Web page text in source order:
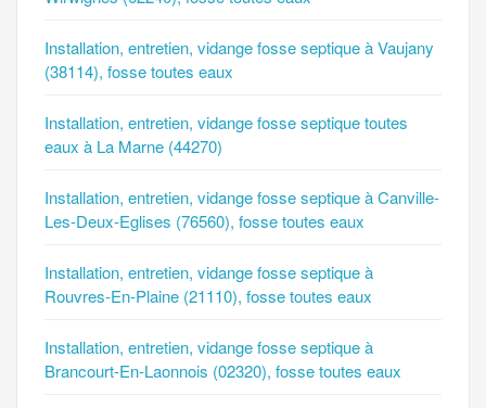
Installation, entretien, vidange fosse septique à Vaujany
(38114), fosse toutes eaux
Installation, entretien, vidange fosse septique toutes
eaux à La Marne (44270)
Installation, entretien, vidange fosse septique à Canville-
Les-Deux-Eglises (76560), fosse toutes eaux
Installation, entretien, vidange fosse septique à
Rouvres-En-Plaine (21110), fosse toutes eaux
Installation, entretien, vidange fosse septique à
Brancourt-En-Laonnois (02320), fosse toutes eaux